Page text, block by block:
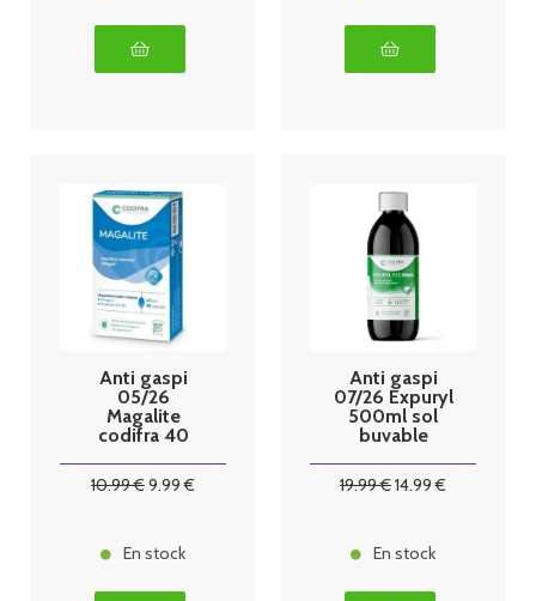
Anti gaspi
05/26
Magalite
codifra 40
10.99€9.99 €
En stock
Anti gaspi
07/26 Expuryl
500ml sol
buvable
19.99€14.99 €
En stock